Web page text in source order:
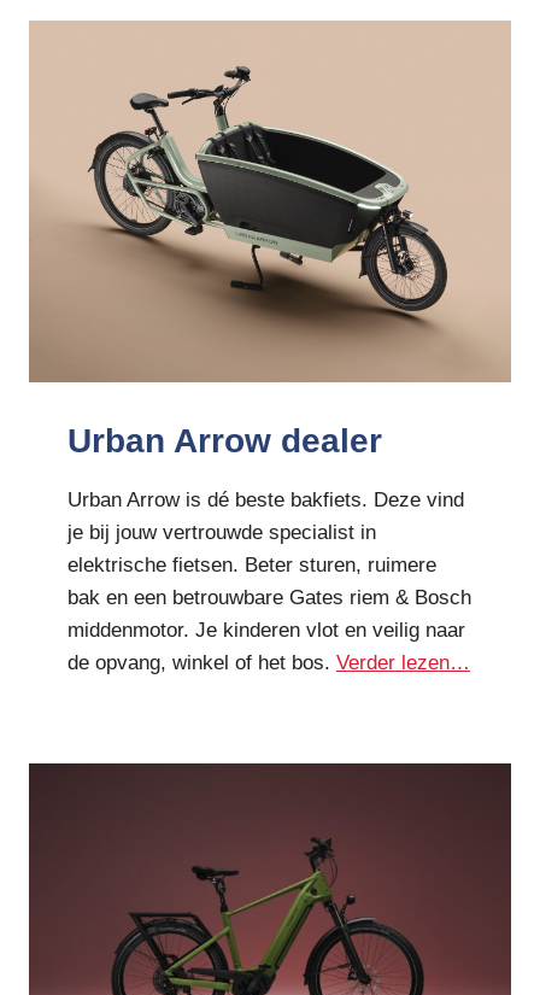
Urban Arrow dealer
Urban Arrow is dé beste bakfiets. Deze vind
je bij jouw vertrouwde specialist in
elektrische fietsen. Beter sturen, ruimere
bak en een betrouwbare Gates riem & Bosch
middenmotor. Je kinderen vlot en veilig naar
de opvang, winkel of het bos. Verder lezen…